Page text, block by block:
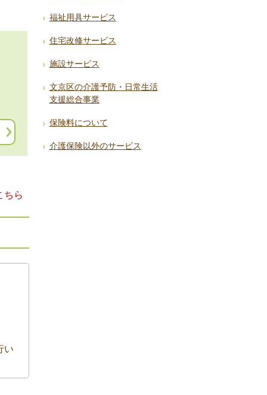
ちら
い
福祉用具サービス
住宅改修サービス
施設サービス
文京区の介護予防・日常生活
支援総合事業
保険料について
介護保険以外のサービス